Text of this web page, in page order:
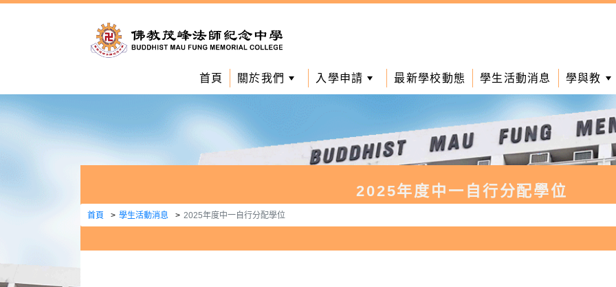
首頁 關於我們 入學申請 最新學校動態 學生活動消息 學與教
2025年度中一自行分配學位
首頁 學生活動消息 2025年度中一自行分配學位